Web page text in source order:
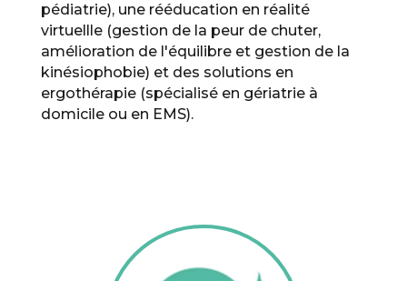
pédiatrie), une rééducation en réalité
virtuellle (gestion de la peur de chuter,
amélioration de l'équilibre et gestion de la
kinésiophobie) et des solutions en
ergothérapie (spécialisé en gériatrie à
domicile ou en EMS).